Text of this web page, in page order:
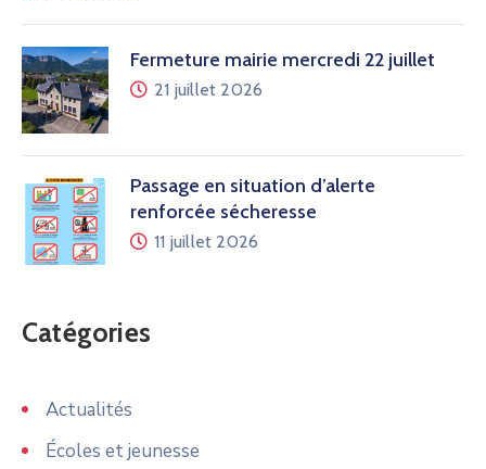
Fermeture mairie mercredi 22 juillet
21 juillet 2026
Passage en situation d’alerte
renforcée sécheresse
11 juillet 2026
Catégories
Actualités
Écoles et jeunesse